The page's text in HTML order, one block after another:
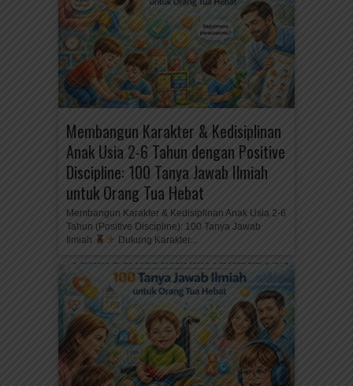
Membangun Karakter & Kedisiplinan
Anak Usia 2-6 Tahun dengan Positive
Discipline: 100 Tanya Jawab Ilmiah
untuk Orang Tua Hebat
Membangun Karakter & Kedisiplinan Anak Usia 2-6
Tahun (Positive Discipline): 100 Tanya Jawab
Ilmiah
Dukung Karakter...